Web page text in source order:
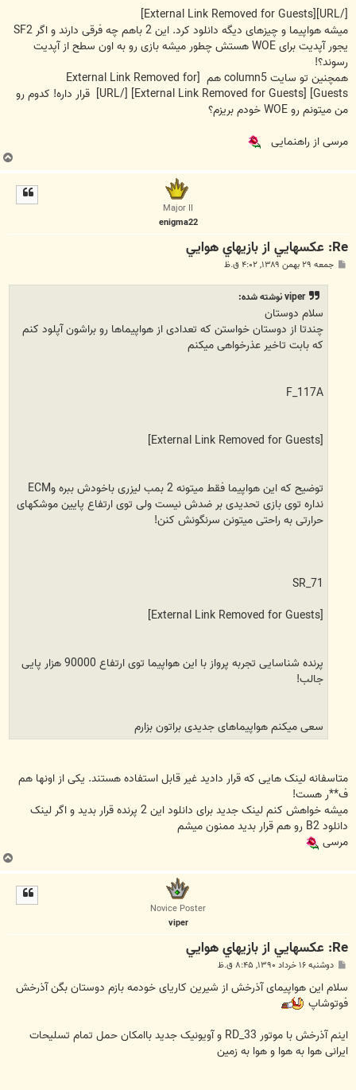
[/URL]
[External Link Removed for Guests]
میشه هواپیما و چیزهای دیگه دانلود کرد. این 2 باهم چه فرقی دارند و اگر SF2
یجور آپدیت برای WOE هستش چطور میشه بازی رو به اون سطح از آپدیت
رسوند؟!
همچنین تو سایت column5 هم
[External Link Removed for
Guests]
[/URL] قرار داره! کدوم رو
من میتونم رو WOE خودم بریزم؟
مرسی از راهنمایی
ب
ا
Major II
enigma22
Re: عکسهايي از بازيهاي هوايي
پ جمعه ۲۹ بهمن ۱۳۸۹, ۴:۰۲ ق.ظ
viper نوشته شده:
سلام دوستان
چندتا از دوستان خواستن که تعدادی از هواپیماها رو براشون آپلود کنم
که بابت تاخیر عذرخواهی میکنم
F_117A
توضیح که این هواپیما فقط میتونه 2 بمب لیزری باخودش ببره وECM
نداره توی بازی تحدیدی بر ضدش نیست ولی توی ارتفاع پایین موشکهای
حرارتی به راحتی میتونن سرنگونش کنن!
SR_71
پرنده شناسایی تجربه پرواز با این هواپیما توی ارتفاع 90000 هزار پایی
جالب!
سعی میکنم هواپیماهای جدیدی براتون بزارم
متاسفانه لینک هایی که قرار دادید غیر قابل استفاده هستند. یکی از اونها هم
ف**ر هست!
میشه خواهش کنم لینک جدید برای دانلود این 2 پرنده قرار بدید و اگر لینک
دانلود B2 رو هم قرار بدید ممنون میشم
مرسی
ب
ا
Novice Poster
viper
Re: عکسهايي از بازيهاي هوايي
پ
ت
دوشنبه ۱۶ خرداد ۱۳۹۰, ۸:۴۵ ق.ظ
سلام این هواپیمای آذرخش از شیرین کاریای خودمه بازم دوستان بگن آذرخش
فوتوشاپ
اینم آذرخش با موتور RD_33 و آویونیک جدید باامکان حمل تمام تسلیحات
ایرانی هوا به هوا و هوا به زمین